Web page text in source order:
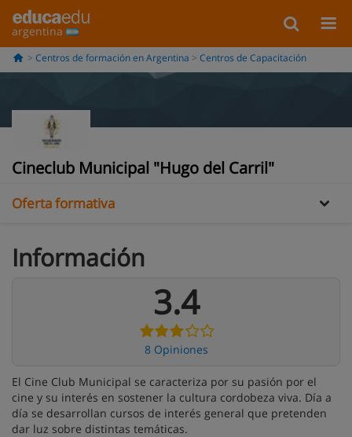
argentina
Centros de formación en Argentina Centros de Capacitación
Cineclub Municipal "Hugo del Carril"
Información
Opiniones
Oferta formativa
Información
3.4
8 Opiniones
El Cine Club Municipal se caracteriza por su pasión por el
cine y su interés en sostener la cultura cordobeza viva. Día a
día se desarrollan cursos de interés general que pretenden
dar luz sobre distintas temáticas.